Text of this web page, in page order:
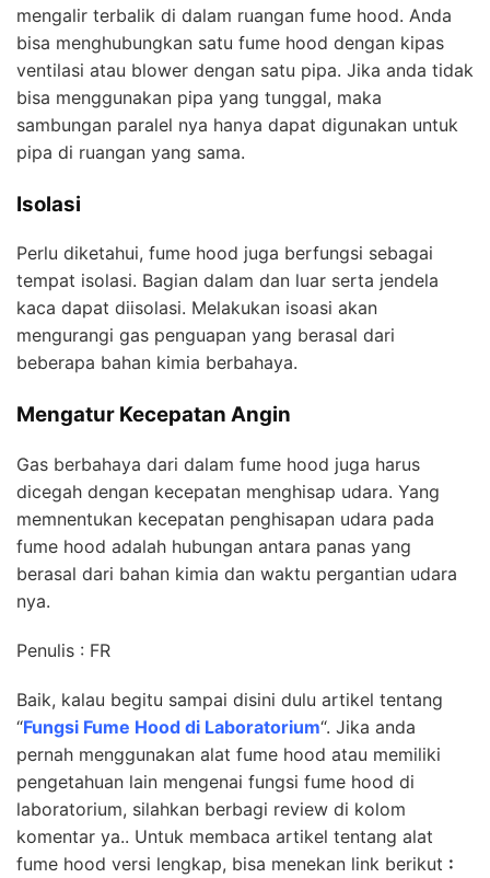
mengalir terbalik di dalam ruangan fume hood. Anda
bisa menghubungkan satu fume hood dengan kipas
ventilasi atau blower dengan satu pipa. Jika anda tidak
bisa menggunakan pipa yang tunggal, maka
sambungan paralel nya hanya dapat digunakan untuk
pipa di ruangan yang sama.
Isolasi
Perlu diketahui, fume hood juga berfungsi sebagai
tempat isolasi. Bagian dalam dan luar serta jendela
kaca dapat diisolasi. Melakukan isoasi akan
mengurangi gas penguapan yang berasal dari
beberapa bahan kimia berbahaya.
Mengatur Kecepatan Angin
Gas berbahaya dari dalam fume hood juga harus
dicegah dengan kecepatan menghisap udara. Yang
memnentukan kecepatan penghisapan udara pada
fume hood adalah hubungan antara panas yang
berasal dari bahan kimia dan waktu pergantian udara
nya.
Penulis : FR
Baik, kalau begitu sampai disini dulu artikel tentang
“Fungsi Fume Hood di Laboratorium“. Jika anda
pernah menggunakan alat fume hood atau memiliki
pengetahuan lain mengenai fungsi fume hood di
laboratorium, silahkan berbagi review di kolom
komentar ya.. Untuk membaca artikel tentang alat
fume hood versi lengkap, bisa menekan link berikut :